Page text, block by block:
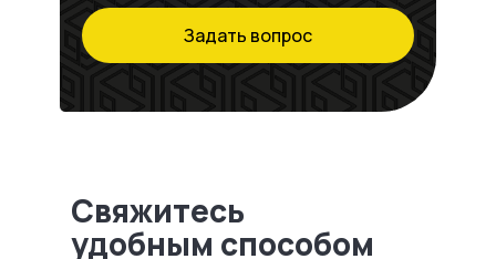
Задать вопрос
Свяжитесь
удобным способом